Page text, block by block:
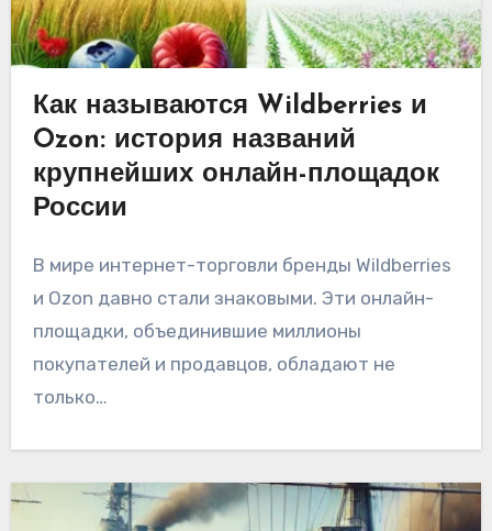
Как называются Wildberries и
Ozon: история названий
крупнейших онлайн-площадок
России
В мире интернет-торговли бренды Wildberries
и Ozon давно стали знаковыми. Эти онлайн-
площадки, объединившие миллионы
покупателей и продавцов, обладают не
только…